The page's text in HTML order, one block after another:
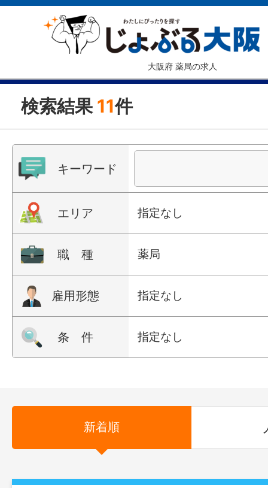
大阪府 薬局の求人
検索結果 11件
キーワード
エリア 指定なし
職 種 薬局
雇用形態 指定なし
条 件 指定なし
新着順